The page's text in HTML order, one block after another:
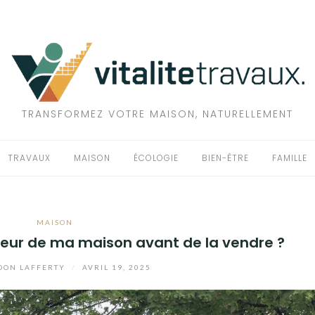
TRANSFORMEZ VOTRE MAISON, NATURELLEMENT
TRAVAUX MAISON ÉCOLOGIE BIEN-ÊTRE FAMILLE
MAISON
de ma maison avant de la vendre ?
LAFFERTY AVRIL 19, 2025